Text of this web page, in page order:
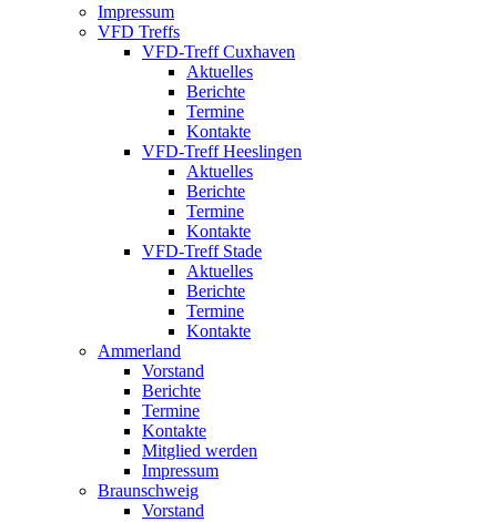
Impressum
VFD Treffs
VFD-Treff Cuxhaven
Aktuelles
Berichte
Termine
Kontakte
VFD-Treff Heeslingen
Aktuelles
Berichte
Termine
Kontakte
VFD-Treff Stade
Aktuelles
Berichte
Termine
Kontakte
Ammerland
Vorstand
Berichte
Termine
Kontakte
Mitglied werden
Impressum
Braunschweig
Vorstand